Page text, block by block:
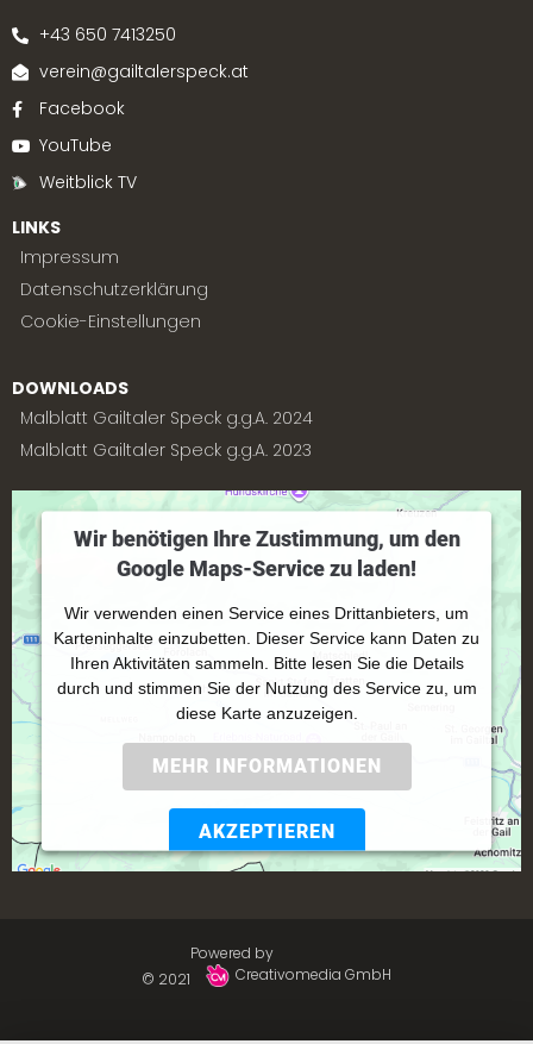
+43 650 7413250
verein@gailtalerspeck.at
Facebook
YouTube
Weitblick TV
LINKS
Impressum
Datenschutzerklärung
Cookie-Einstellungen
DOWNLOADS
Malblatt Gailtaler Speck g.g.A. 2024
Malblatt Gailtaler Speck g.g.A. 2023
Wir benötigen Ihre Zustimmung, um den
Google Maps-Service zu laden!
Wir verwenden einen Service eines Drittanbieters, um
Karteninhalte einzubetten. Dieser Service kann Daten zu
Ihren Aktivitäten sammeln. Bitte lesen Sie die Details
durch und stimmen Sie der Nutzung des Service zu, um
diese Karte anzuzeigen.
MEHR INFORMATIONEN
AKZEPTIEREN
© 2021
Powered by
Creativomedia GmbH